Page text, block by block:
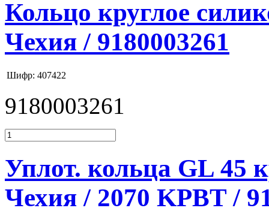
Кольцо круглое
Чехия / 9180003261
Шифр: 407422
9180003261
Уплот. кольца GL 45
Чехия / 2070 KPBT /